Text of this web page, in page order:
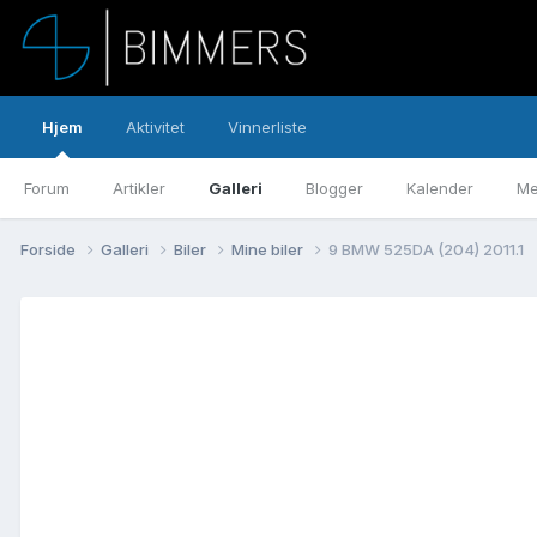
Hjem
Forum Artikler Galleri Blogger Kalender
Aktivitet Vinnerliste
Forside Galleri Biler Mine biler 9 BMW 525DA (204) 2011.1